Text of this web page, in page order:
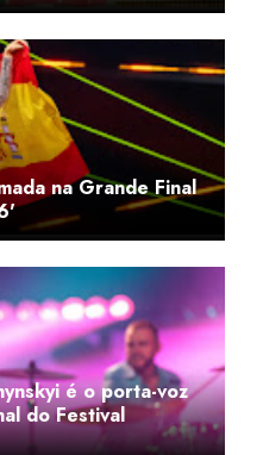
na Grande Final
é o porta-voz
do Festival